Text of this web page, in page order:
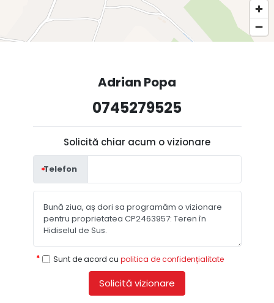
Adrian Popa
0745279525
Solicită chiar acum o vizionare
Telefon
Sunt de acord cu politica de confidențialitate
Solicită vizionare